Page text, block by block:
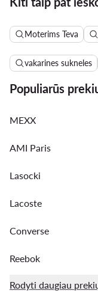
Moterims Teva
vakarines sukneles
Populiarūs
MEXX
AMI Paris
Lasocki
Lacoste
Converse
Reebok
Rodyti daugiau